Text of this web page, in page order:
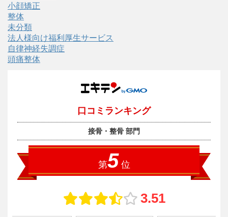
小顔矯正
整体
未分類
法人様向け福利厚生サービス
自律神経失調症
頭痛整体